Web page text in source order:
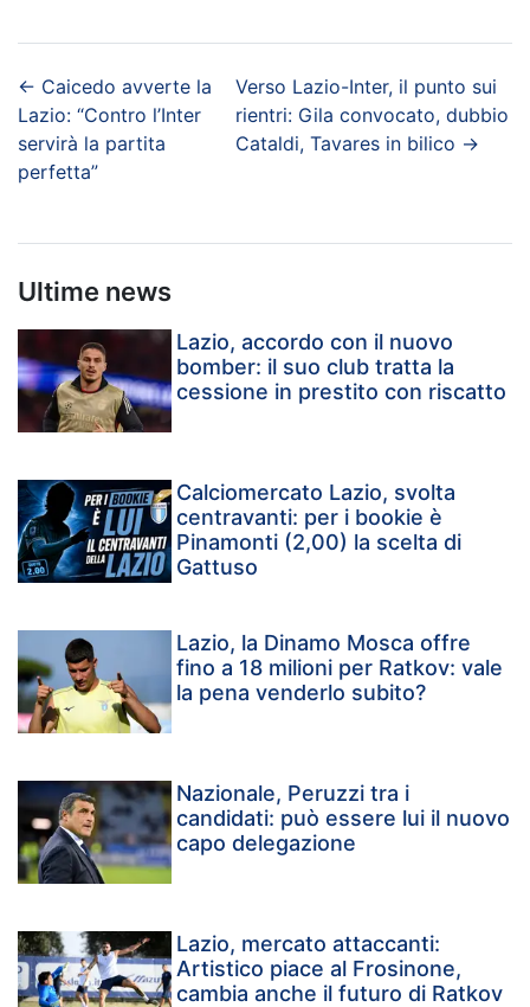
← Caicedo avverte la
Lazio: “Contro l’Inter
servirà la partita
perfetta”
Verso Lazio-Inter, il punto sui
rientri: Gila convocato, dubbio
Cataldi, Tavares in bilico →
Ultime news
Lazio, accordo con il nuovo
bomber: il suo club tratta la
cessione in prestito con riscatto
Calciomercato Lazio, svolta
centravanti: per i bookie è
Pinamonti (2,00) la scelta di
Gattuso
Lazio, la Dinamo Mosca offre
fino a 18 milioni per Ratkov: vale
la pena venderlo subito?
Nazionale, Peruzzi tra i
candidati: può essere lui il nuovo
capo delegazione
Lazio, mercato attaccanti:
Artistico piace al Frosinone,
cambia anche il futuro di Ratkov